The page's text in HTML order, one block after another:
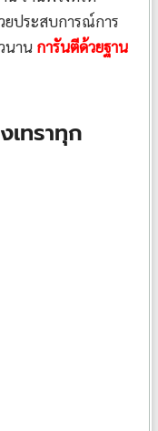
ยประสบการณ์การ
นาน การันตีด้วยฐาน
ทราทุก